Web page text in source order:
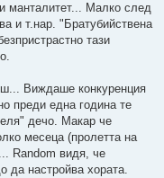
манталитет... Малко след
и т.нар. "Братубийствена
тази
Виждаше конкуренция
преди една година те
дечо. Макар че
месеца (пролетта на
Random видя, че
да настройва хората.